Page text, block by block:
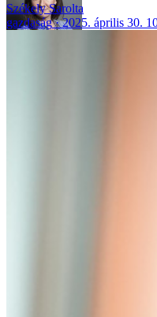
Székely Sarolta
gazdaság
2025. április 30.